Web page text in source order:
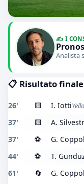
✍️ I
Analista
📋 Risultato finale
26' 🟨 I. Iotti
37' 🟨 A.
37' ⚽ G.
44' ⚽ T.
61' 🔄 G.